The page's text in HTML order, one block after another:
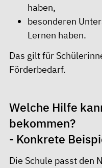
haben,
besonderen
Lernen haben.
Das gilt für
Förderbedarf.
Welche Hilfe
bekommen?
- Konkrete
Die Schule passt den